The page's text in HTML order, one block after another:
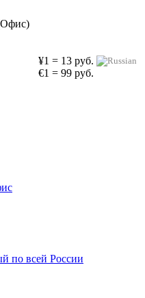
¥1 = 13 руб.
€1 = 99 руб.
по всей России